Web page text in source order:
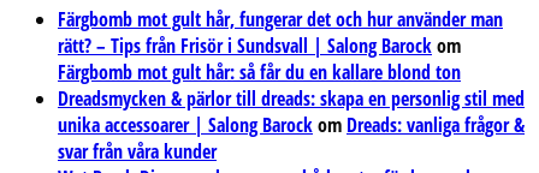
Färgbomb mot gult hår, fungerar det och hur använder man
rätt? – Tips från Frisör i Sundsvall | Salong Barockom
Färgbomb mot gult hår: så får du en kallare blond ton
Dreadsmycken & pärlor till dreads: skapa en personlig stil med
unika accessoarer | Salong Barockom Dreads: vanliga frågor &
svar från våra kunder